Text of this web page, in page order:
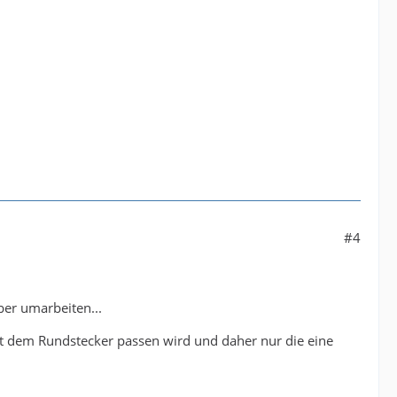
#4
umarbeiten...
dem Rundstecker passen wird und daher nur die eine